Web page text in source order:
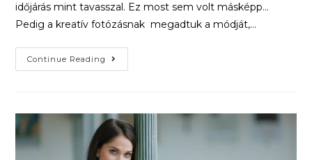
időjárás mint tavasszal. Ez most sem volt másképp...
Pedig a kreatív fotózásnak megadtuk a módját,…
Continue Reading